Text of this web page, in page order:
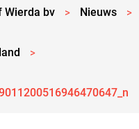
Wierda bv > Nieuws >
>